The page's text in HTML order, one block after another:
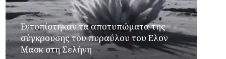
Εντοπίστηκαν τα αποτυπώματα της
σύγκρουσης του πυραύλου του Ελον
Μασκ στη Σελήνη